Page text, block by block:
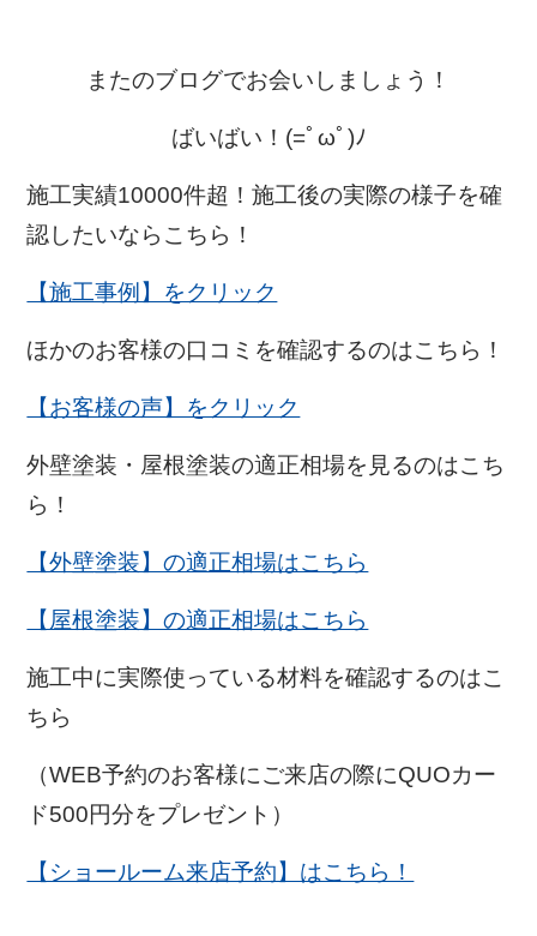
またのブログでお会いしましょう！
ばいばい！(=ﾟωﾟ)ﾉ
施工実績10000件超！施工後の実際の様子を確
認したいならこちら！
【施工事例】をクリック
ほかのお客様の口コミを確認するのはこちら！
【お客様の声】をクリック
外壁塗装・屋根塗装の適正相場を見るのはこち
ら！
【外壁塗装】の適正相場はこちら
【屋根塗装】の適正相場はこちら
施工中に実際使っている材料を確認するのはこ
ちら
（WEB予約のお客様にご来店の際にQUOカー
ド500円分をプレゼント）
【ショールーム来店予約】はこちら！